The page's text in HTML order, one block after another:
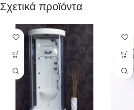
Σχετικά προϊόντα